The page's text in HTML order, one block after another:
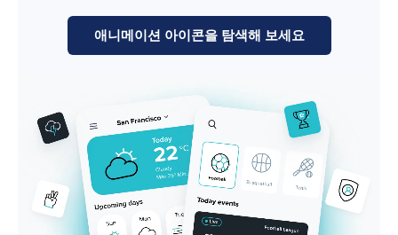
애니메이션 아이콘을 탐색해 보세요